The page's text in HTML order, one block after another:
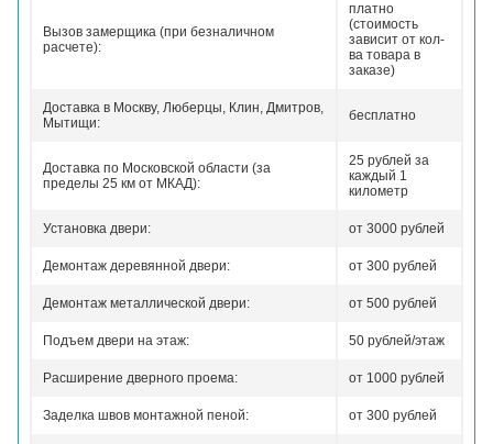
Вызов замерщика (при безналичном
расчете):
платно
(стоимость
зависит от кол-
ва товара в
заказе)
Доставка в Москву, Люберцы, Клин, Дмитров,
Мытищи:
бесплатно
Доставка по Московской области (за
пределы 25 км от МКАД):
25 рублей за
каждый 1
километр
Установка двери: от 3000 рублей
Демонтаж деревянной двери: от 300 рублей
Демонтаж металлической двери: от 500 рублей
Подъем двери на этаж: 50 рублей/этаж
Расширение дверного проема: от 1000 рублей
Заделка швов монтажной пеной: от 300 рублей